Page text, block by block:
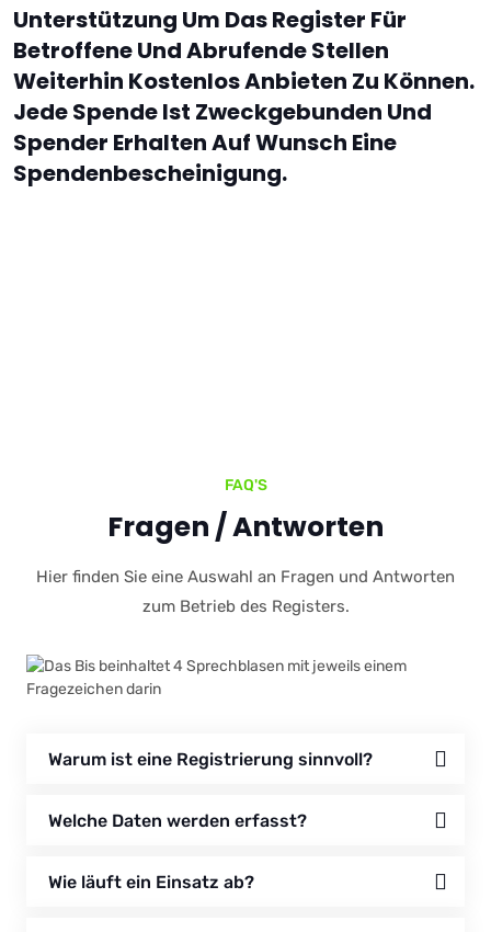
Unterstützung Um Das Register Für
Betroffene Und Abrufende Stellen
Weiterhin Kostenlos Anbieten Zu Können.
Jede Spende Ist Zweckgebunden Und
Spender Erhalten Auf Wunsch Eine
Spendenbescheinigung.
FAQ'S
Fragen / Antworten
Hier finden Sie eine Auswahl an Fragen und Antworten
zum Betrieb des Registers.
Warum ist eine Registrierung sinnvoll?
Welche Daten werden erfasst?
Wie läuft ein Einsatz ab?